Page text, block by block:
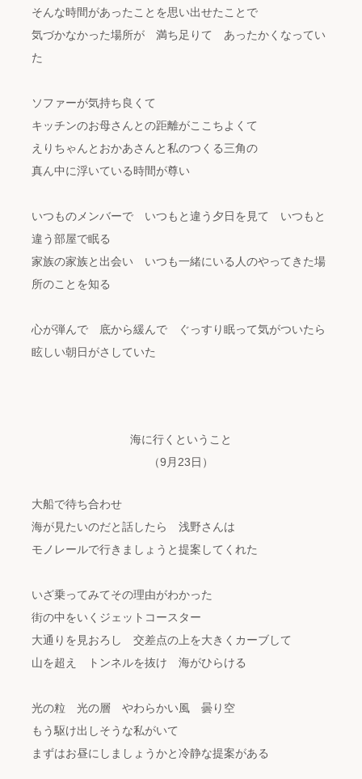
そんな時間があったことを思い出せたことで
気づかなかった場所が 満ち足りて あったかくなってい
た
ソファーが気持ち良くて
キッチンのお母さんとの距離がここちよくて
えりちゃんとおかあさんと私のつくる三角の
真ん中に浮いている時間が尊い
いつものメンバーで いつもと違う夕日を見て いつもと
違う部屋で眠る
家族の家族と出会い いつも一緒にいる人のやってきた場
所のことを知る
心が弾んで 底から緩んで ぐっすり眠って気がついたら
眩しい朝日がさしていた
海に行くということ
（9月23日）
大船で待ち合わせ
海が見たいのだと話したら 浅野さんは
モノレールで行きましょうと提案してくれた
いざ乗ってみてその理由がわかった
街の中をいくジェットコースター
大通りを見おろし 交差点の上を大きくカーブして
山を超え トンネルを抜け 海がひらける
光の粒 光の層 やわらかい風 曇り空
もう駆け出しそうな私がいて
まずはお昼にしましょうかと冷静な提案がある